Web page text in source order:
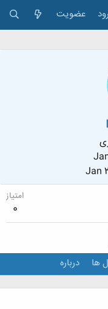
عضویت
Jan
امتیاز
0
ها درباره